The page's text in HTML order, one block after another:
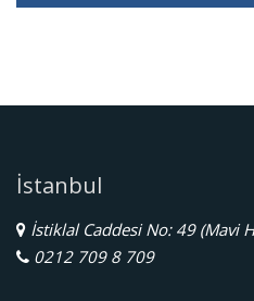
İstanbul
İstiklal Caddesi No: 49 (Mavi
0212 709 8 709